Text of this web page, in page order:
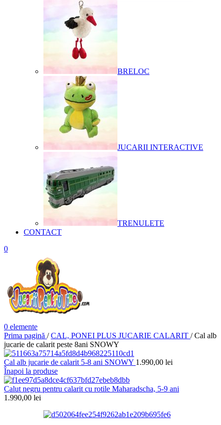
BRELOC
JUCARII INTERACTIVE
TRENULETE
CONTACT
0
0 elemente
Prima pagină / CAL, PONEI PLUS JUCARIE CALARIT / Cal alb
jucarie de calarit peste 8ani SNOWY
Cal alb jucarie de calarit 5-8 ani SNOWY 1.990,00 lei
Înapoi la produse
Calut negru pentru calarit cu rotile Maharadscha, 5-9 ani
1.990,00 lei